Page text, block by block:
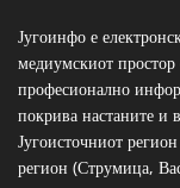
Југоинфо е
медиумскиот
професионално
покрива настаните и
Југоисточниот
регион (Струмица,